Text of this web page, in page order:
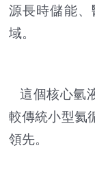
源長時儲能
域。
這個核心氫
較傳統小型氦
領先。